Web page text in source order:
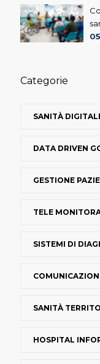
Categorie
SANITÀ
DATA DRIVEN
GESTIONE
TELE
SISTEMI DI
SANITÀ
HOSPITAL